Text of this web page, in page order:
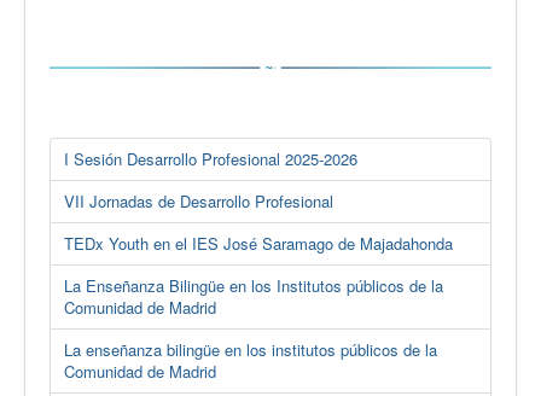
I Sesión Desarrollo Profesional 2025-2026
VII Jornadas de Desarrollo Profesional
TEDx Youth en el IES José Saramago de Majadahonda
La Enseñanza Bilingüe en los Institutos públicos de la
Comunidad de Madrid
La enseñanza bilingüe en los institutos públicos de la
Comunidad de Madrid